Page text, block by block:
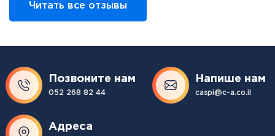
Читать все отзывы
Позвоните нам
052 268 82 44
Напише нам
caspi@c-a.co.il
Адреса